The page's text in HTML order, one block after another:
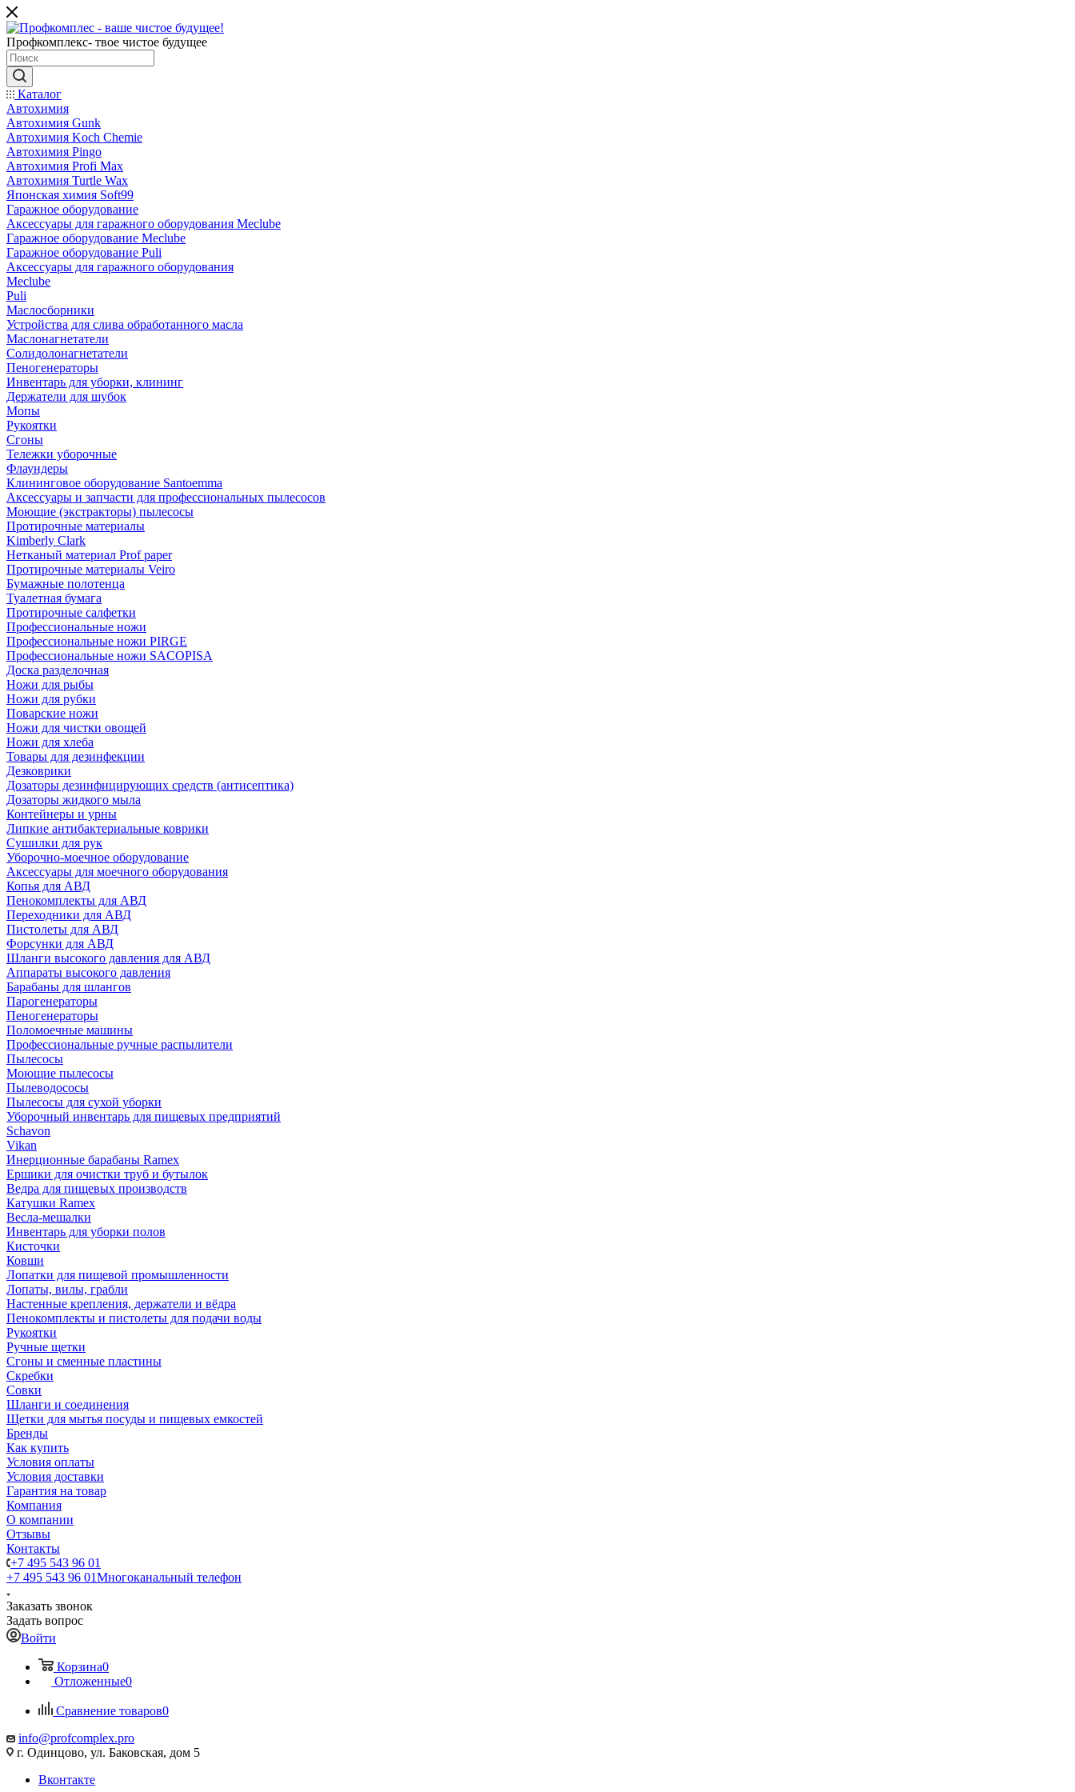
Профкомплекс- твое чистое будущее
Каталог
Автохимия
Автохимия Gunk
Автохимия Koch Chemie
Автохимия Pingo
Автохимия Profi Max
Автохимия Turtle Wax
Японская химия Soft99
Гаражное оборудование
Аксессуары для гаражного оборудования Meclube
Гаражное оборудование Meclube
Гаражное оборудование Puli
Аксессуары для гаражного оборудования
Meclube
Puli
Маслосборники
Устройства для слива обработанного масла
Маслонагнетатели
Солидолонагнетатели
Пеногенераторы
Инвентарь для уборки, клининг
Держатели для шубок
Мопы
Рукоятки
Сгоны
Тележки уборочные
Флаундеры
Клининговое оборудование Santoemma
Аксессуары и запчасти для профессиональных пылесосов
Моющие (экстракторы) пылесосы
Протирочные материалы
Kimberly Clark
Нетканый материал Prof paper
Протирочные материалы Veiro
Бумажные полотенца
Туалетная бумага
Протирочные салфетки
Профессиональные ножи
Профессиональные ножи PIRGE
Профессиональные ножи SACOPISA
Доска разделочная
Ножи для рыбы
Ножи для рубки
Поварские ножи
Ножи для чистки овощей
Ножи для хлеба
Товары для дезинфекции
Дезковрики
Дозаторы дезинфицирующих средств (антисептика)
Дозаторы жидкого мыла
Контейнеры и урны
Липкие антибактериальные коврики
Сушилки для рук
Уборочно-моечное оборудование
Аксессуары для моечного оборудования
Копья для АВД
Пенокомплекты для АВД
Переходники для АВД
Пистолеты для АВД
Форсунки для АВД
Шланги высокого давления для АВД
Аппараты высокого давления
Барабаны для шлангов
Парогенераторы
Пеногенераторы
Поломоечные машины
Профессиональные ручные распылители
Пылесосы
Моющие пылесосы
Пылеводососы
Пылесосы для сухой уборки
Уборочный инвентарь для пищевых предприятий
Schavon
Vikan
Инерционные барабаны Ramex
Ершики для очистки труб и бутылок
Ведра для пищевых производств
Катушки Ramex
Весла-мешалки
Инвентарь для уборки полов
Кисточки
Ковши
Лопатки для пищевой промышленности
Лопаты, вилы, грабли
Настенные крепления, держатели и вёдра
Пенокомплекты и пистолеты для подачи воды
Рукоятки
Ручные щетки
Сгоны и сменные пластины
Скребки
Совки
Шланги и соединения
Щетки для мытья посуды и пищевых емкостей
Бренды
Как купить
Условия оплаты
Условия доставки
Гарантия на товар
Компания
О компании
Отзывы
Контакты
+7 495 543 96 01
+7 495 543 96 01Многоканальный телефон
Заказать звонок
Задать вопрос
Войти
Корзина0
Отложенные0
Сравнение товаров0
info@profcomplex.pro
г. Одинцово, ул. Баковская, дом 5
Вконтакте